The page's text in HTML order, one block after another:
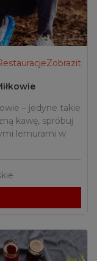
– jedyne takie
kawę, spróbuj
lemurami w